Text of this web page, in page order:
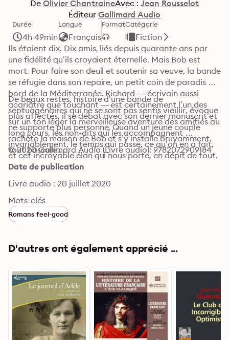
De Olivier ChantraineAvec : Jean Rousselot
Éditeur Gallimard Audio
Durée
4h 49min
Langue
Français
FormatCatégorie
Fiction
Ils étaient dix. Dix amis, liés depuis quarante ans par
une fidélité qu’ils croyaient éternelle. Mais Bob est
mort. Pour faire son deuil et soutenir sa veuve, la bande
se réfugie dans son repaire, un petit coin de paradis au
bord de la Méditerranée. Richard — écrivain aussi
acariâtre que touchant — est certainement l’un des
plus affectés, il se débat avec son dernier manuscrit et
ne supporte plus personne. Quand un jeune couple
rachète la maison de Bob et s’y installe bruyamment,
tout bascule…
De beaux restes, histoire d’une bande de
septuagénaires qui ne se sont pas sentis vieillir, évoque
sur un ton léger la merveilleuse aventure des amitiés au
long cours, les non-dits qui les accompagnent
invariablement, le temps qui passe, ce qu’on en a fait,
et cet incroyable élan qui nous porte, en dépit de tout.
© 2020 Gallimard Audio (Livre audio): 9782072909184
Date de publication
Livre audio : 20 juillet 2020
Mots-clés
Romans feel-good
D'autres ont également apprécié ...